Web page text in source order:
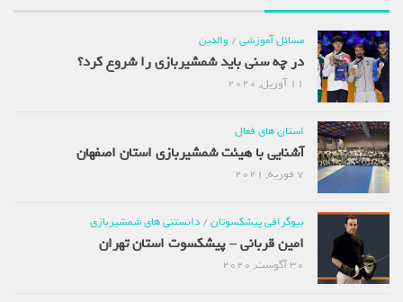
مسائل آموزشی/ والدین
در چه سنی باید شمشیربازی را شروع کرد؟
11 آوریل, 2020
استان های فعال
آشنایی با هیئت شمشیربازی استان اصفهان
7 فوریه, 2021
بیوگرافی پیشکسوتان/ دانستنی های شمشیربازی
امین قربانی – پیشکسوت استان تهران
30 آگوست, 2020